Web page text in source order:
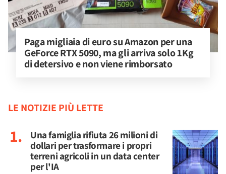
Paga migliaia di euro su Amazon per una
GeForce RTX 5090, ma gli arriva solo 1Kg
di detersivo e non viene rimborsato
LE NOTIZIE PIÙ LETTE
Una famiglia rifiuta 26 milioni di
dollari per trasformare i propri
terreni agricoli in un data center
per l'IA